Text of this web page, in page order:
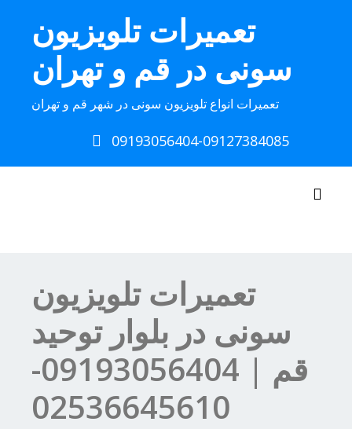
تعمیرات تلویزیون
سونی در قم و تهران
تعمیرات انواع تلویزیون سونی در شهر قم و تهران
09193056404-09127384085
Toggle navigation
تعمیرات تلویزیون
سونی در بلوار توحید
قم | 09193056404-
02536645610